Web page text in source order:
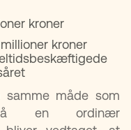
kroner
kroner
samme måde som
en ordinær